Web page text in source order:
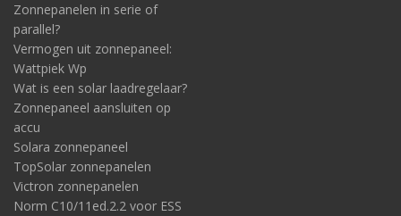
Zonnepanelen in serie of
parallel?
Vermogen uit zonnepaneel:
Wattpiek Wp
Wat is een solar laadregelaar?
Zonnepaneel aansluiten op
accu
Solara zonnepaneel
TopSolar zonnepanelen
Victron zonnepanelen
Norm C10/11ed.2.2 voor ESS